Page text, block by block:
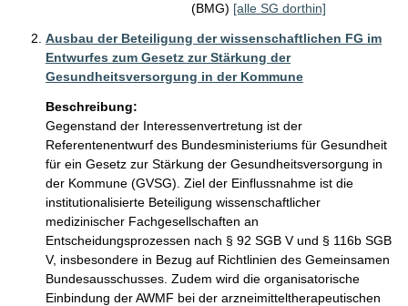
(BMG) [alle SG dorthin]
Ausbau der Beteiligung der wissenschaftlichen FG im
Entwurfes zum Gesetz zur Stärkung der
Gesundheitsversorgung in der Kommune
Beschreibung:
Gegenstand der Interessenvertretung ist der
Referentenentwurf des Bundesministeriums für Gesundheit
für ein Gesetz zur Stärkung der Gesundheitsversorgung in
der Kommune (GVSG). Ziel der Einflussnahme ist die
institutionalisierte Beteiligung wissenschaftlicher
medizinischer Fachgesellschaften an
Entscheidungsprozessen nach § 92 SGB V und § 116b SGB
V, insbesondere in Bezug auf Richtlinien des Gemeinsamen
Bundesausschusses. Zudem wird die organisatorische
Einbindung der AWMF bei der arzneimitteltherapeutischen